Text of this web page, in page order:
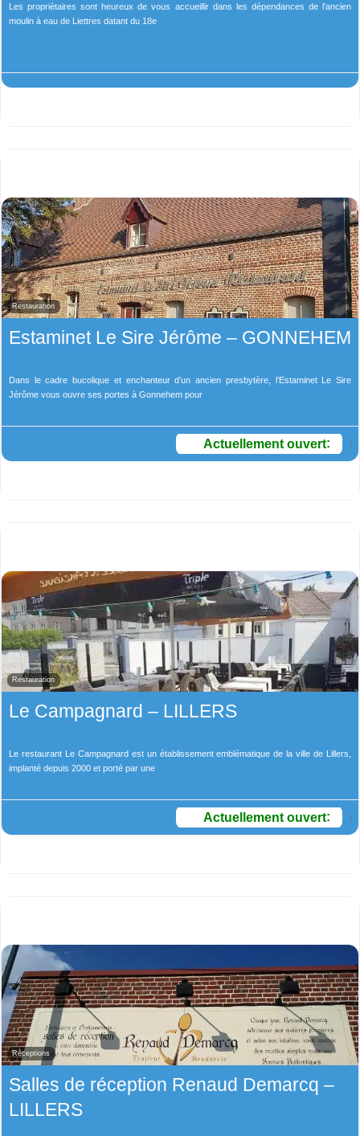
Les propriétaires sont heureux de vous accueillir dans les dépendances de l’ancien
moulin à eau de Liettres datant du 18e
Restauration
Estaminet Le Sire Jérôme – GONNEHEM
Dans le cadre bucolique et enchanteur d’un ancien presbytère, l’Estaminet Le Sire
Jérôme vous ouvre ses portes à Gonnehem pour
Actuellement ouvert:
Restauration
Le Campagnard – LILLERS
Le restaurant Le Campagnard est un établissement emblématique de la ville de Lillers,
implanté depuis 2000 et porté par une
Actuellement ouvert:
Réceptions
Salles de réception Renaud Demarcq –
LILLERS